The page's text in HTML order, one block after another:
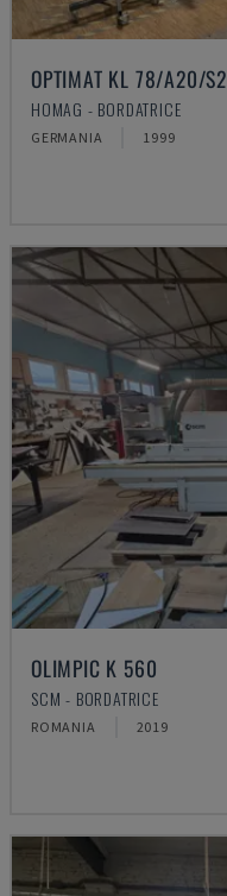
OPTIMAT KL 78/A20/S2
HOMAG - BORDATRICE
GERMANIA 1999
OLIMPIC K 560
SCM - BORDATRICE
ROMANIA 2019